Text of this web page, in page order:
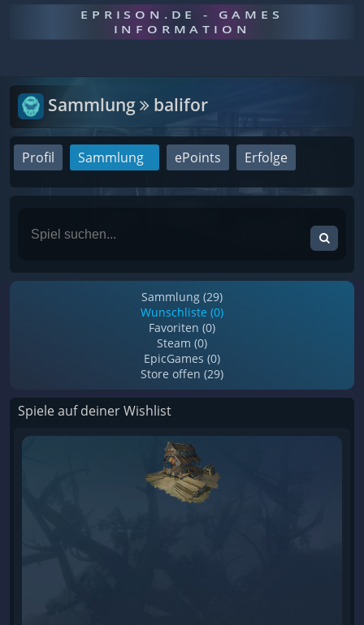
EPRISON.DE - GAMES
INFORMATION
Sammlung balifor
Profil Sammlung ePoints Erfolge
Sammlung (29)
Wunschliste (0)
Favoriten (0)
Steam (0)
EpicGames (0)
Store offen (29)
Spiele auf deiner Wishlist